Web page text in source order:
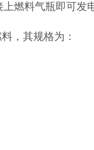
燃料气瓶即可发
，其规格为：